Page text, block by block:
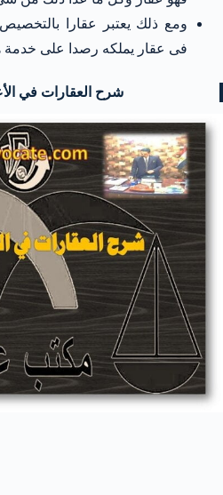
ومع ذلك يعتبر عقارا
فى عقار يملكه رصدا على خدمة
شرح العقارات في